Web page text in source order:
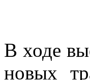
В ходе
новых